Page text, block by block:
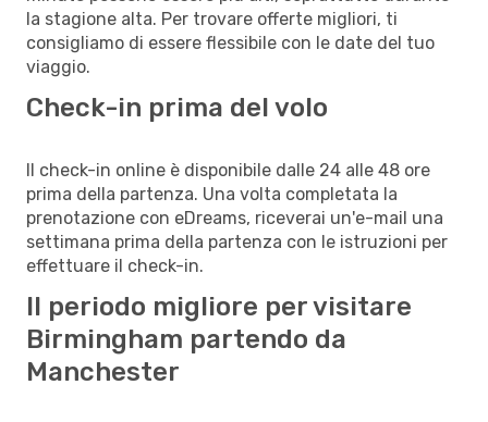
la stagione alta. Per trovare offerte migliori, ti
consigliamo di essere flessibile con le date del tuo
viaggio.
Check-in prima del volo
Il check-in online è disponibile dalle 24 alle 48 ore
prima della partenza. Una volta completata la
prenotazione con eDreams, riceverai un'e-mail una
settimana prima della partenza con le istruzioni per
effettuare il check-in.
Il periodo migliore per visitare
Birmingham partendo da
Manchester